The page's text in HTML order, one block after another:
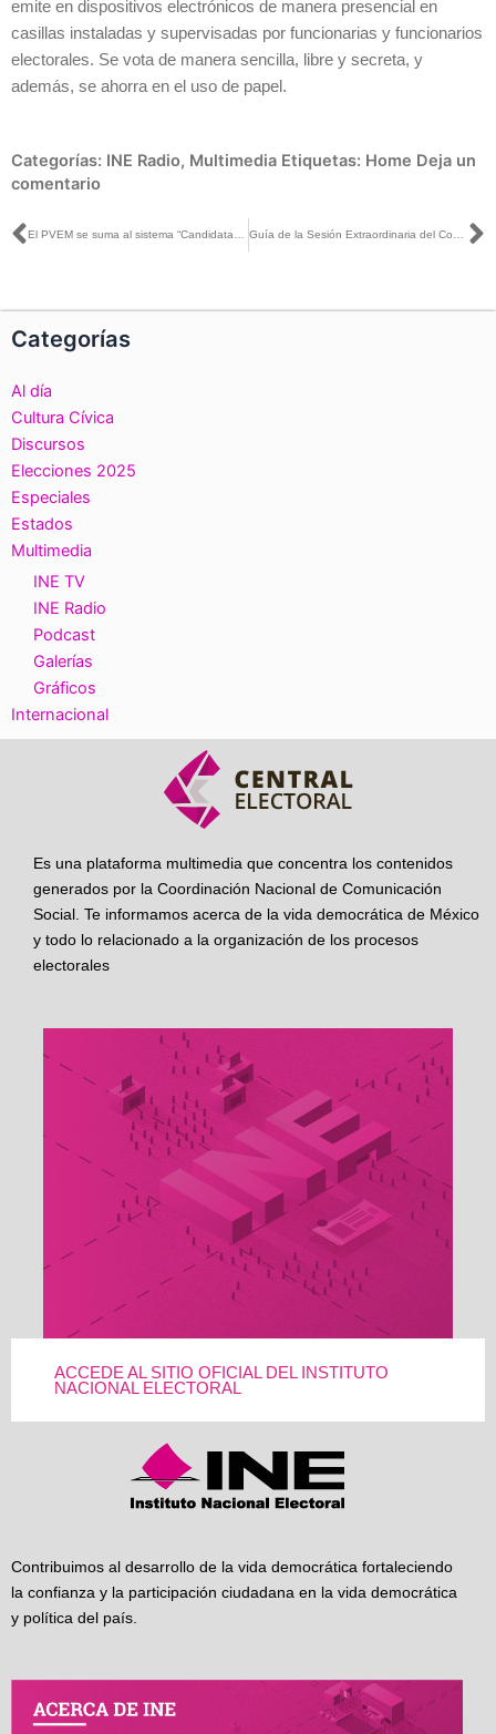
emite en dispositivos electrónicos de manera presencial en
casillas instaladas y supervisadas por funcionarias y funcionarios
electorales. Se vota de manera sencilla, libre y secreta, y
además, se ahorra en el uso de papel.
Categorías: INE Radio, Multimedia Etiquetas: Home Deja un
comentario
Ant El PVEM se suma al sistema “Candidatas y Candidatos, Conóceles” de cara a las #Elecciones2022MX Guía de la Sesión Extraordinaria del Consejo General, 9 de mayo de 2022
Categorías
Al día
Cultura Cívica
Discursos
Elecciones 2025
Especiales
Estados
Multimedia
INE TV
INE Radio
Podcast
Galerías
Gráficos
Internacional
Es una plataforma multimedia que concentra los contenidos
generados por la Coordinación Nacional de Comunicación
Social. Te informamos acerca de la vida democrática de México
y todo lo relacionado a la organización de los procesos
electorales
ACCEDE AL SITIO OFICIAL DEL INSTITUTO
NACIONAL ELECTORAL
Contribuimos al desarrollo de la vida democrática fortaleciendo
la confianza y la participación ciudadana en la vida democrática
y política del país.